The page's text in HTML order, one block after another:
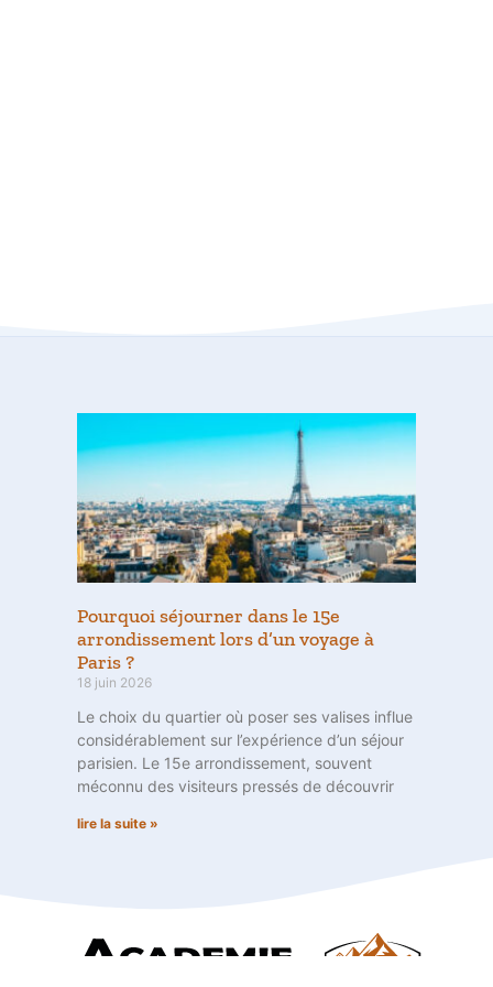
Pourquoi séjourner dans le 15e
arrondissement lors d’un voyage à
Paris ?
18 juin 2026
Le choix du quartier où poser ses valises influe
considérablement sur l’expérience d’un séjour
parisien. Le 15e arrondissement, souvent
méconnu des visiteurs pressés de découvrir
lire la suite »